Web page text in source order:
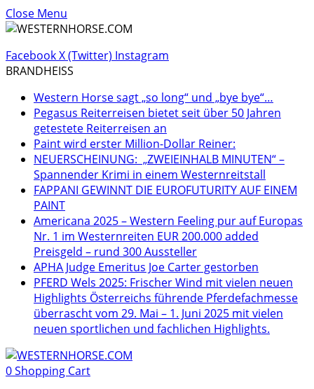
Close Menu
FacebookX (Twitter) Instagram
BRANDHEISS
Western Horse sagt „so long“ und „bye bye“…
Pegasus Reiterreisen bietet seit über 50 Jahren
getestete Reiterreisen an
Paint wird erster Million-Dollar Reiner:
NEUERSCHEINUNG: „ZWEIEINHALB MINUTEN“ –
Spannender Krimi in einem Westernreitstall
FAPPANI GEWINNT DIE EUROFUTURITY AUF EINEM
PAINT
Americana 2025 – Western Feeling pur auf Europas
Nr. 1 im Westernreiten EUR 200.000 added
Preisgeld – rund 300 Aussteller
APHA Judge Emeritus Joe Carter gestorben
PFERD Wels 2025: Frischer Wind mit vielen neuen
Highlights Österreichs führende Pferdefachmesse
überrascht vom 29. Mai – 1. Juni 2025 mit vielen
neuen sportlichen und fachlichen Highlights.
0Shopping Cart